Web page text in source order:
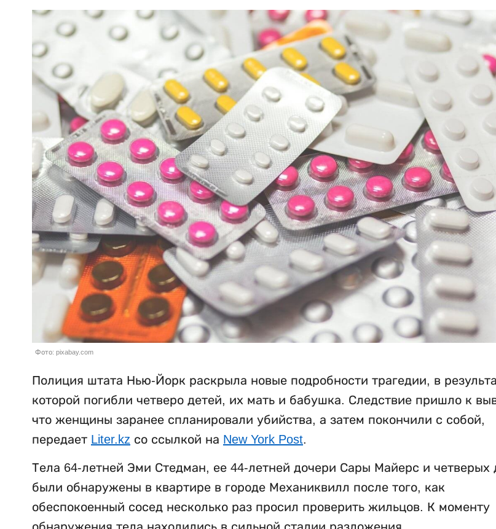
Фото: pixabay.com
Полиция штата Нью-Йорк раскрыла новые подробности трагедии, в
которой погибли четверо детей, их мать и бабушка. Следствие пришло к
что женщины заранее спланировали убийства, а затем покончили с собой,
передает Liter.kz со ссылкой на New York Post.
Тела 64-летней Эми Стедман, ее 44-летней дочери Сары Майерс и четверых
были обнаружены в квартире в городе Механиквилл после того, как
обеспокоенный сосед несколько раз просил проверить жильцов. К моменту